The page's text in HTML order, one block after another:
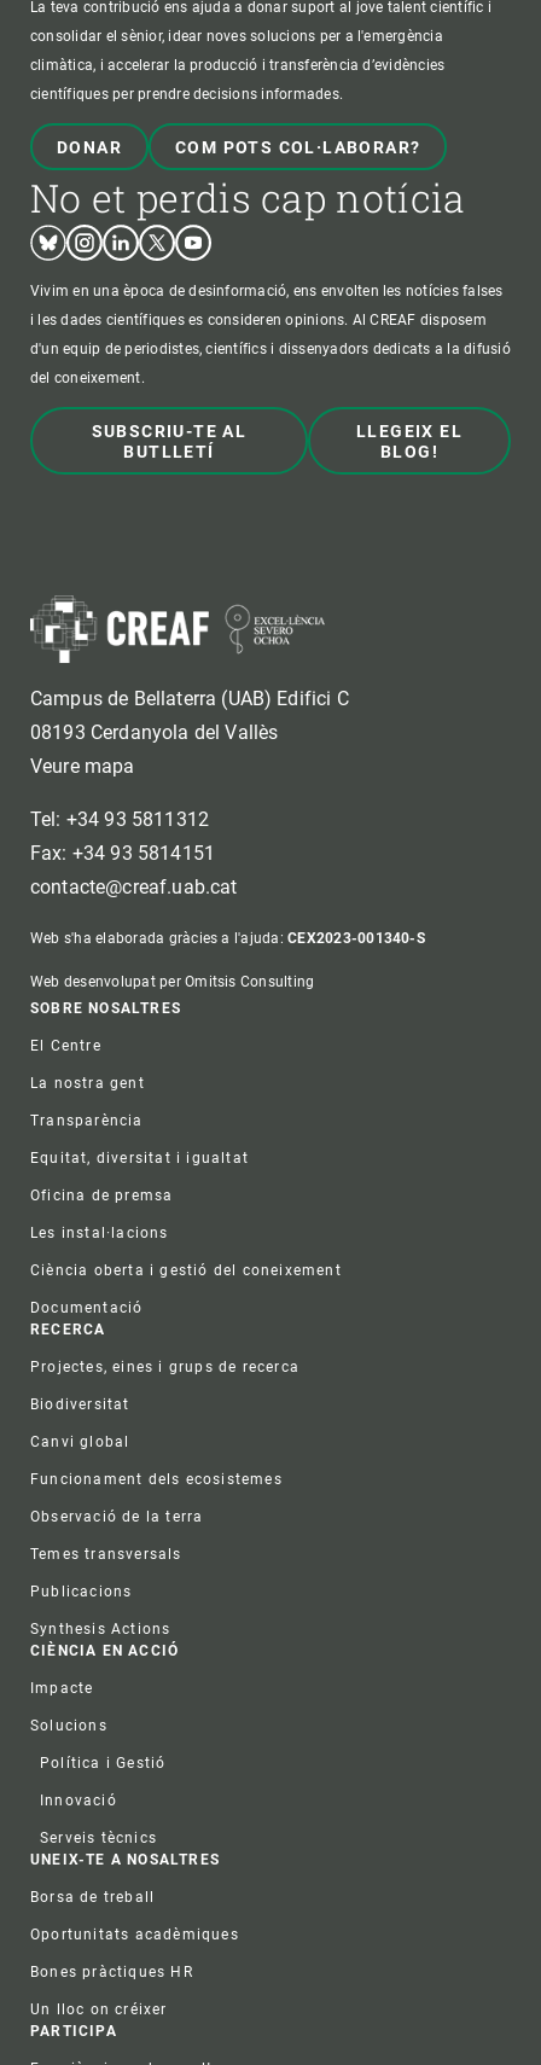
La teva contribució ens ajuda a donar suport al jove talent científic i
consolidar el sènior, idear noves solucions per a l'emergència
climàtica, i accelerar la producció i transferència d’evidències
científiques per prendre decisions informades.
DONAR COM POTS COL·LABORAR?
No et perdis cap notícia
BlueskyInstagram
LinkedinTwitterYoutube
Vivim en una època de desinformació, ens envolten les notícies falses
i les dades científiques es consideren opinions. Al CREAF disposem
d'un equip de periodistes, científics i dissenyadors dedicats a la difusió
del coneixement.
SUBSCRIU-TE AL
BUTLLETÍ
LLEGEIX EL
BLOG!
Campus de Bellaterra (UAB) Edifici C
08193 Cerdanyola del Vallès
Veure mapa
Tel: +34 93 5811312
Fax: +34 93 5814151
contacte@creaf.uab.cat
Web s'ha elaborada gràcies a l'ajuda:CEX2023-001340-S
Web desenvolupat per Omitsis Consulting
Footer
SOBRE NOSALTRES
El Centre
La nostra gent
Transparència
Equitat, diversitat i igualtat
Oficina de premsa
Les instal·lacions
Ciència oberta i gestió del coneixement
Documentació
RECERCA
Projectes, eines i grups de recerca
Biodiversitat
Canvi global
Funcionament dels ecosistemes
Observació de la terra
Temes transversals
Publicacions
Synthesis Actions
CIÈNCIA EN ACCIÓ
Impacte
Solucions
Política i Gestió
Innovació
Serveis tècnics
UNEIX-TE A NOSALTRES
Borsa de treball
Oportunitats acadèmiques
Bones pràctiques HR
Un lloc on créixer
PARTICIPA